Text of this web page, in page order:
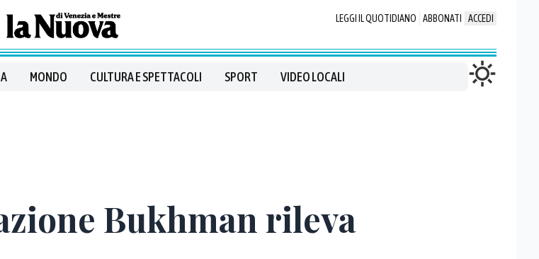
LEGGI IL QUOTIDIANO ABBONATI ACCEDI
MONDO CULTURA E SPETTACOLI SPORT VIDEO LOCALI
Bukhman rileva